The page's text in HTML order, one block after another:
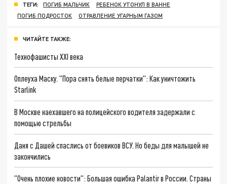
ТЕГИ: ПОГИБ МАЛЬЧИК
РЕБЕНОК УТОНУЛ В ВАННЕ
ПОГИБ ПОДРОСТОК
ОТРАВЛЕНИЕ УГАРНЫМ ГАЗОМ
ЧИТАЙТЕ ТАКЖЕ:
Технофашисты XXI века
Оплеуха Маску. "Пора снять белые перчатки": Как уничтожить
Starlink
В Москве наехавшего на полицейского водителя задержали с
помощью стрельбы
Даня с Дашей спаслись от боевиков ВСУ. Но беды для малышей не
закончились
"Очень плохие новости": Большая ошибка Palantir в России. Страны